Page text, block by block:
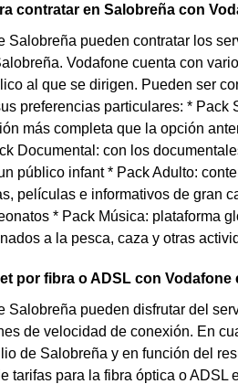
contratar en Salobreña con
Salobreña pueden contratar los
Vodafone cuenta con
al que se dirigen. Pueden ser
preferencias particulares: *
más completa que la opción
Documental: con los
público infant * Pack Adulto:
películas e informativos de gran
* Pack Música: plataforma
a la pesca, caza y otras
por fibra o ADSL con Vodafone
Salobreña pueden disfrutar del
de velocidad de conexión. En
de Salobreña y en función del
tarifas para la fibra óptica o